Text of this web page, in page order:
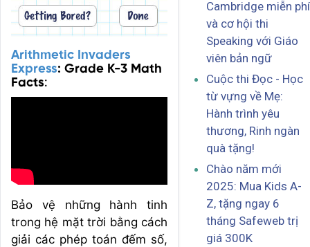
Arithmetic Invaders
Express: Grade K-3 Math
Facts:
Bảo vệ những hành tinh
trong hệ mặt trời bằng cách
giải các phép toán đếm số,
Cambridge miễn phí
và cơ hội thi
Speaking với Giáo
viên bản ngữ
Cuộc thi Đọc - Học
từ vựng về Mẹ:
Hành trình yêu
thương, Rinh ngàn
quà tặng!
Chào năm mới
2025: Mua Kids A-
Z, tặng ngay 6
tháng Safeweb trị
giá 300K